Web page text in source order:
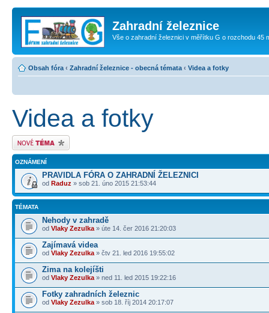
Zahradní železnice
Vše o zahradní železnici v měřítku G o rozchodu 45
Obsah fóra ‹ Zahradní železnice - obecná témata ‹ Videa a fotky
Videa a fotky
Odeslat nové téma
OZNÁMENÍ
PRAVIDLA FÓRA O ZAHRADNÍ ŽELEZNICI
od Raduz » sob 21. úno 2015 21:53:44
TÉMATA
Nehody v zahradě
od Vlaky Zezulka » úte 14. čer 2016 21:20:03
Zajímavá videa
od Vlaky Zezulka » čtv 21. led 2016 19:55:02
Zima na kolejíšti
od Vlaky Zezulka » ned 11. led 2015 19:22:16
Fotky zahradních železnic
od Vlaky Zezulka » sob 18. říj 2014 20:17:07